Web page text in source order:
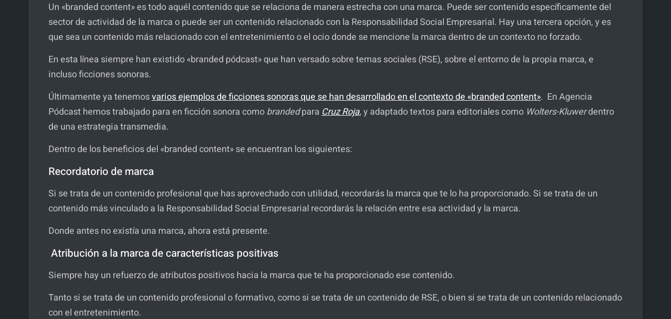
Un «branded content» es todo aquél contenido que se relaciona de manera estrecha con una marca. Puede ser contenido específicamente del
sector de actividad de la marca o puede ser un contenido relacionado con la Responsabilidad Social Empresarial. Hay una tercera opción, y es
que sea un contenido más relacionado con el entretenimiento o el ocio donde se mencione la marca dentro de un contexto no forzado.
En esta línea siempre han existido «branded pódcast» que han versado sobre temas sociales (RSE), sobre el entorno de la propia marca, e
incluso ficciones sonoras.
Últimamente ya tenemosvarios ejemplos de ficciones sonoras que se han desarrollado en el contexto de «branded content». En Agencia
Pódcast hemos trabajado para en ficción sonora comobrandedparaCruz Roja, y adaptado textos para editoriales como Wolters-Kluwerdentro
de una estrategia transmedia.
Dentro de los beneficios del «branded content» se encuentran los siguientes:
Recordatorio de marca
Si se trata de un contenido profesional que has aprovechado con utilidad, recordarás la marca que te lo ha proporcionado. Si se trata de un
contenido más vinculado a la Responsabilidad Social Empresarial recordarás la relación entre esa actividad y la marca.
Donde antes no existía una marca, ahora está presente.
Atribución a la marca de características positivas
Siempre hay un refuerzo de atributos positivos hacia la marca que te ha proporcionado ese contenido.
Tanto si se trata de un contenido profesional o formativo, como si se trata de un contenido de RSE, o bien si se trata de un contenido relacionado
con el entretenimiento.